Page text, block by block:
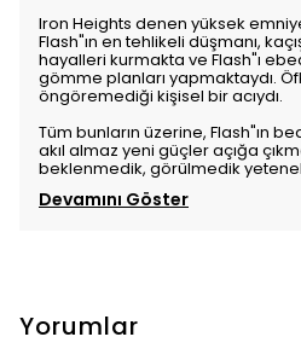
Iron Heights denen yüksek
Flash"ın en tehlikeli düşmanı,
hayalleri kurmakta ve Flash"ı
gömme planları yapmaktaydı.
öngöremediği kişisel bir acıydı.
Tüm bunların üzerine, Flash"ın
akıl almaz yeni güçler açığa
beklenmedik, görülmedik
Devamını Göster
Yorumlar